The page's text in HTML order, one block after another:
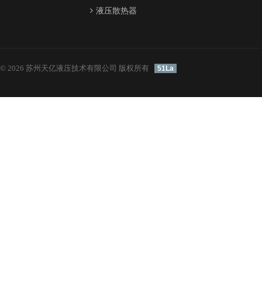
液压散热器
© 2026 苏州天亿液压技术有限公司 版权所有 51La